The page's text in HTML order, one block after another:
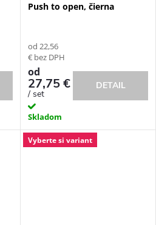
Push to open, čierna
od 22,56
€ bez DPH
od
27,75 €
/ set
Skladom
DETAIL
Vyberte si variant